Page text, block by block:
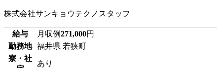
株式会社サンキョウテクノスタッフ
給与 月収例271,000円
勤務地 福井県 若狭町
寮・社
あり